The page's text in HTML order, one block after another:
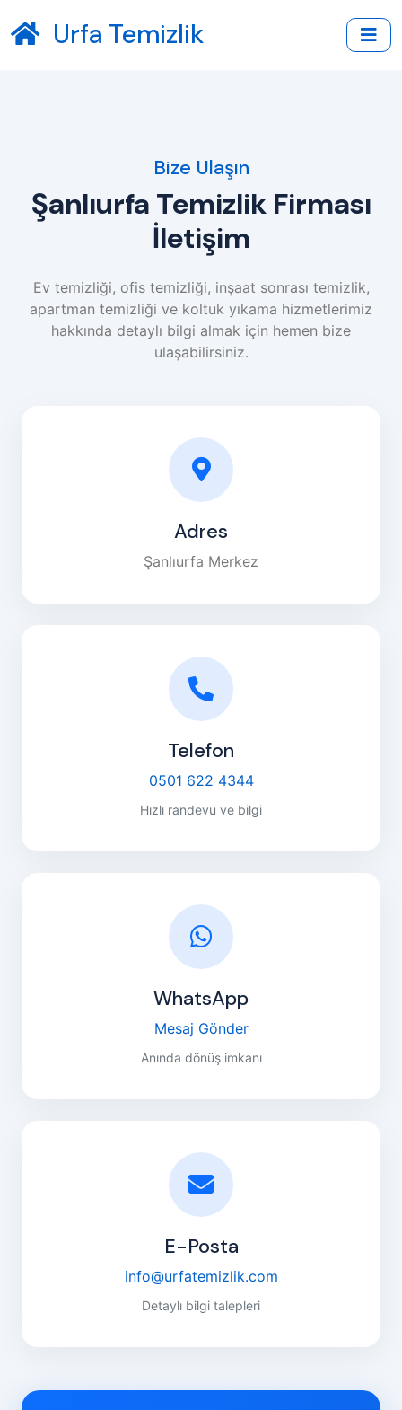
Urfa Temizlik
Bize Ulaşın
Şanlıurfa Temizlik Firması
İletişim
Ev temizliği, ofis temizliği, inşaat sonrası temizlik,
apartman temizliği ve koltuk yıkama hizmetlerimiz
hakkında detaylı bilgi almak için hemen bize
ulaşabilirsiniz.
Adres
Şanlıurfa Merkez
Telefon
0501 622 4344
Hızlı randevu ve bilgi
WhatsApp
Mesaj Gönder
Anında dönüş imkanı
E-Posta
info@urfatemizlik.com
Detaylı bilgi talepleri